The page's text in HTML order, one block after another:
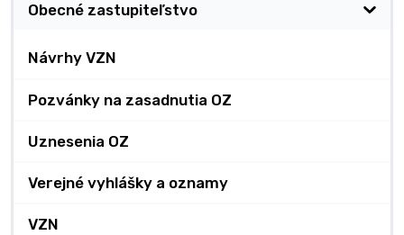
Obecné zastupiteľstvo
Návrhy VZN
Pozvánky na zasadnutia OZ
Uznesenia OZ
Verejné vyhlášky a oznamy
VZN